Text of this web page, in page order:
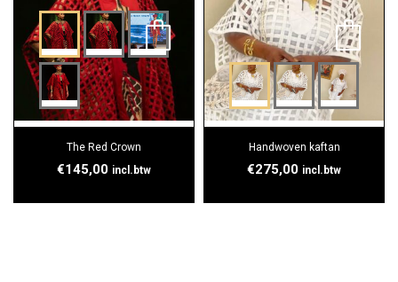
The Red Crown
€145,00 incl.btw
Handwoven kaftan
€275,00 incl.btw